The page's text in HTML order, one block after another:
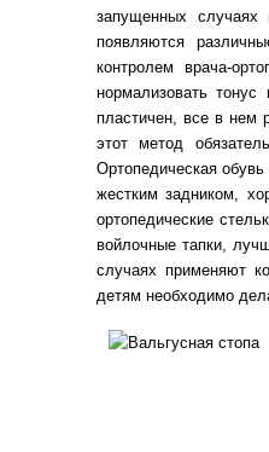
запущенных случаях
появляются
контролем врача-
нормализовать
пластичен, все в нем
этот метод
Ортопедическая
жестким задником,
ортопедические
войлочные тапки,
случаях применяют
детям необходимо